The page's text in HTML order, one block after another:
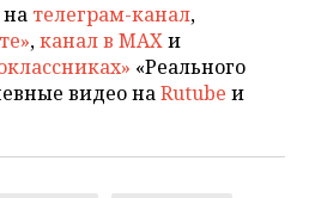
телеграм-канал,
,канал в MAXи
«Реального
видео наRutube и